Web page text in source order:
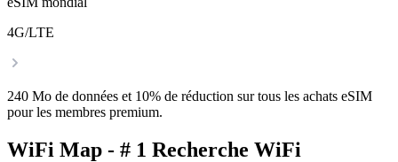
4G/LTE
240 Mo de données et 10% de réduction sur tous les achats eSIM
pour les membres premium.
WiFi Map - # 1 Recherche WiFi